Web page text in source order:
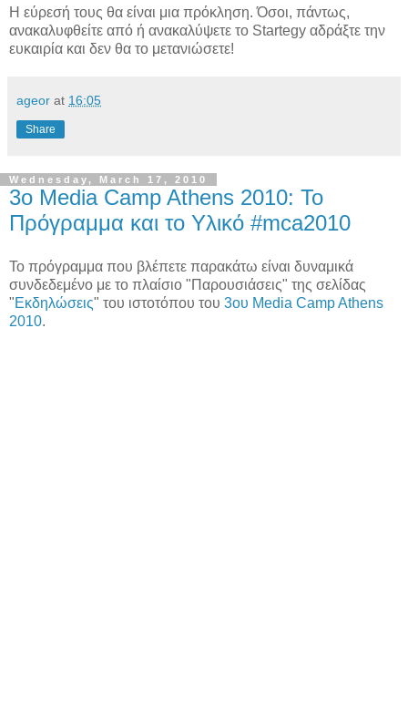
Η εύρεσή τους θα είναι μια πρόκληση. Όσοι, πάντως,
ανακαλυφθείτε από ή ανακαλύψετε το Startegy αδράξτε την
ευκαιρία και δεν θα το μετανιώσετε!
ageor at 16:05
Share
Wednesday, March 17, 2010
3ο Media Camp Athens 2010: Το
Πρόγραμμα και το Υλικό #mca2010
Το πρόγραμμα που βλέπετε παρακάτω είναι δυναμικά
συνδεδεμένο με το πλαίσιο "Παρουσιάσεις" της σελίδας
"Εκδηλώσεις" του ιστοτόπου του 3ου Media Camp Athens
2010.